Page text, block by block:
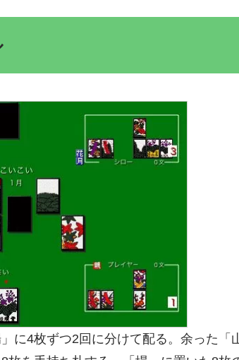
に4枚ずつ2回に分けて配る。余った「